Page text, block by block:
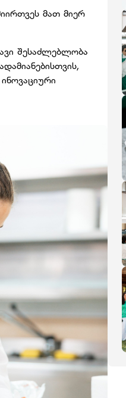
მათ მიერ
შესაძლებლობა